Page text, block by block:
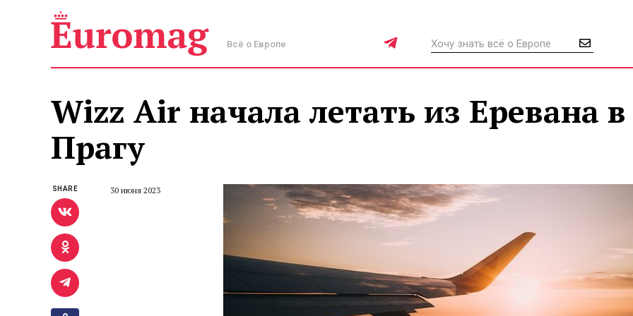
Всё о Европе
Wizz Air начала летать из Еревана в
Прагу
30 июня 2023
SHARE